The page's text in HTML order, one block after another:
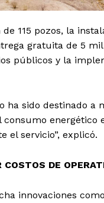
115 pozos, la
gratuita de 5
públicos y la
ha sido destinado a
energético
el servicio”, explicó.
DE
innovaciones